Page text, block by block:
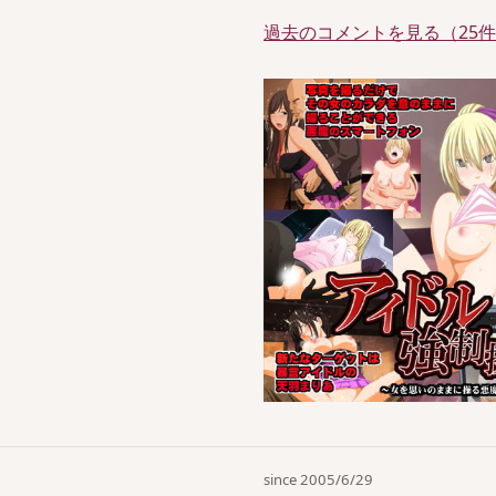
過去のコメントを見る（25
since 2005/6/29